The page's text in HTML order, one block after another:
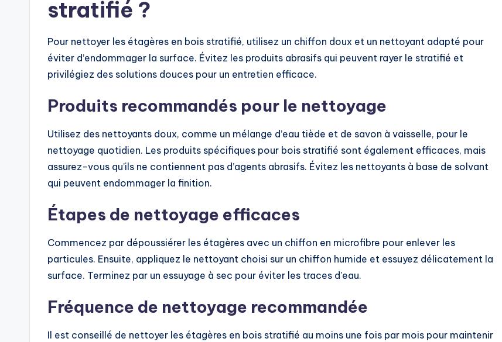
stratifié ?
Pour nettoyer les étagères en bois stratifié, utilisez un chiffon doux et un nettoyant adapté pour
éviter d’endommager la surface. Évitez les produits abrasifs qui peuvent rayer le stratifié et
privilégiez des solutions douces pour un entretien efficace.
Produits recommandés pour le nettoyage
Utilisez des nettoyants doux, comme un mélange d’eau tiède et de savon à vaisselle, pour le
nettoyage quotidien. Les produits spécifiques pour bois stratifié sont également efficaces, mais
assurez-vous qu’ils ne contiennent pas d’agents abrasifs. Évitez les nettoyants à base de solvant
qui peuvent endommager la finition.
Étapes de nettoyage efficaces
Commencez par dépoussiérer les étagères avec un chiffon en microfibre pour enlever les
particules. Ensuite, appliquez le nettoyant choisi sur un chiffon humide et essuyez délicatement la
surface. Terminez par un essuyage à sec pour éviter les traces d’eau.
Fréquence de nettoyage recommandée
Il est conseillé de nettoyer les étagères en bois stratifié au moins une fois par mois pour maintenir